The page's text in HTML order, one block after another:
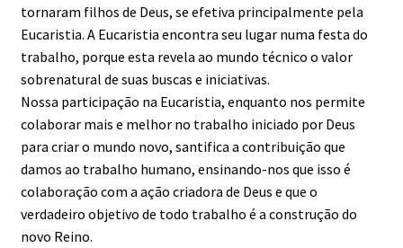
tornaram filhos de Deus, se efetiva principalmente pela
Eucaristia. A Eucaristia encontra seu lugar numa festa do
trabalho, porque esta revela ao mundo técnico o valor
sobrenatural de suas buscas e iniciativas.
Nossa participação na Eucaristia, enquanto nos permite
colaborar mais e melhor no trabalho iniciado por Deus
para criar o mundo novo, santifica a contribuição que
damos ao trabalho humano, ensinando-nos que isso é
colaboração com a ação criadora de Deus e que o
verdadeiro objetivo de todo trabalho é a construção do
novo Reino.